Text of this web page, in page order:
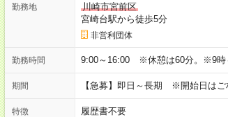
勤務地
川崎市宮前区
宮崎台駅から徒歩5分
非営利団体
勤務時間 9:00～16:00 ※休憩は60分。※9時
期間 【急募】即日～長期 ※開始日はご
特徴 履歴書不要